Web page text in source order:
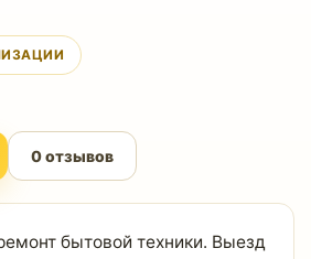
0 отзывов
бытовой техники. Выезд